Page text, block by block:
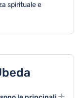
spirituale e